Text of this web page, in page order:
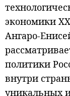
экономики
Ангаро-
политики
внутри
уникальных